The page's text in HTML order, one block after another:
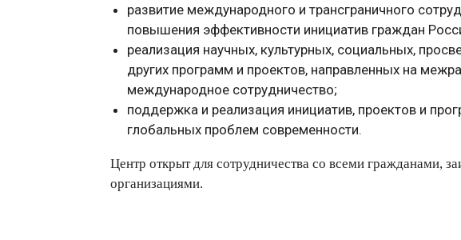
развитие международного и трансграничного
повышения эффективности инициатив граждан
реализация научных, культурных, социальных,
других программ и проектов, направленных на
международное сотрудничество;
поддержка и реализация инициатив, проектов и
глобальных проблем современности.
Центр открыт для сотрудничества со всеми гражданами,
организациями.